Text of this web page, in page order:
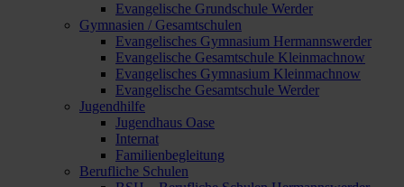
Evangelische Grundschule Werder
Gymnasien / Gesamtschulen
Evangelisches Gymnasium Hermannswerder
Evangelische Gesamtschule Kleinmachnow
Evangelisches Gymnasium Kleinmachnow
Evangelische Gesamtschule Werder
Jugendhilfe
Jugendhaus Oase
Internat
Familienbegleitung
Berufliche Schulen